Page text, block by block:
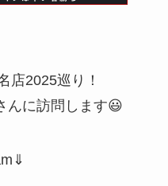
店2025巡り！
んに訪問します😃